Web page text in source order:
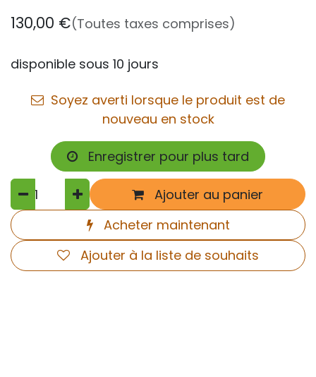
130,00 €(Toutes taxes comprises)
disponible sous 10 jours
Soyez averti lorsque le produit est de
nouveau en stock
Enregistrer pour plus tard
Ajouter au panier
Acheter maintenant
Ajouter à la liste de souhaits